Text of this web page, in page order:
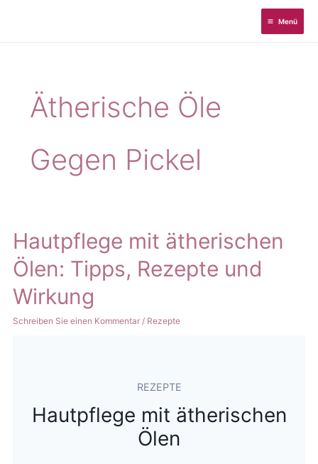
Menü
Ätherische Öle
Gegen Pickel
Hautpflege mit ätherischen
Ölen: Tipps, Rezepte und
Wirkung
Schreiben Sie einen Kommentar / Rezepte
REZEPTE
Hautpflege mit ätherischen
Ölen